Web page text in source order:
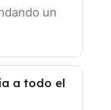
un
a todo el